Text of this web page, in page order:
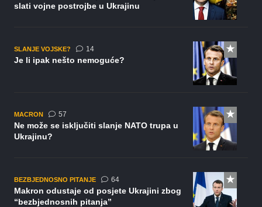
slati vojne postrojbe u Ukrajinu
SLANJE VOJSKE? 14komentara
Je li ipak nešto nemoguće?
MACRON 57komentara
Ne može se isključiti slanje NATO trupa u
Ukrajinu?
BEZBJEDNOSNO PITANJE 64komentara
Makron odustaje od posjete Ukrajini zbog
“bezbjednosnih pitanja”